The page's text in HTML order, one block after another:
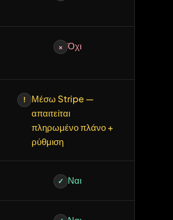
× Όχι
!
Μέσω Stripe —
απαιτείται
πληρωμένο πλάνο +
ρύθμιση
✓ Ναι